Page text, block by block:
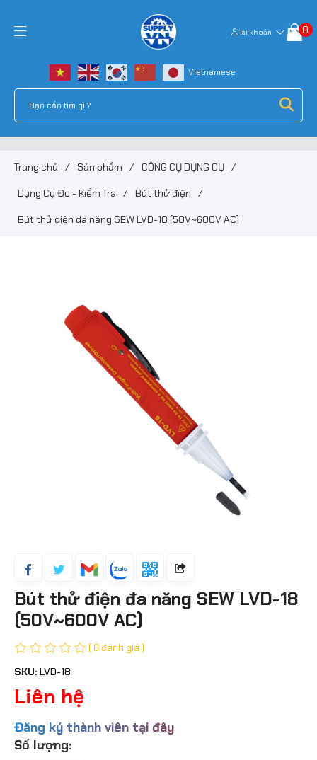
Tài khoản 0
Trang chủ / Sản phẩm / CÔNG CỤ DỤNG CỤ /
Dụng Cụ Đo - Kiểm Tra / Bút thử điện /
Bút thử điện đa năng SEW LVD-18 (50V~600V AC)
Bút thử điện đa năng SEW LVD-18
(50V~600V AC)
( 0 đánh giá )
SKU: LVD-18
Liên hệ
Đăng ký thành viên tại đây
Số lượng: